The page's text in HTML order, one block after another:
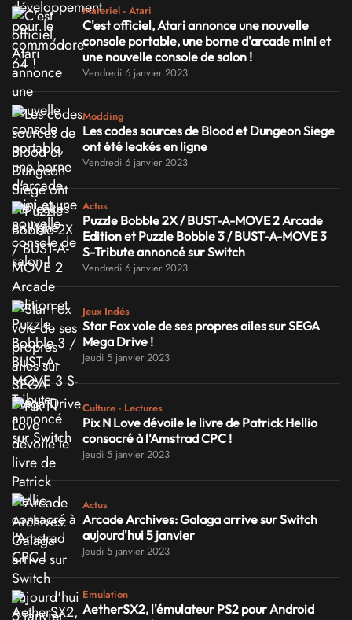
Materiel - Atari
C'est officiel, Atari annonce une nouvelle
console portable, une borne d'arcade mini et
une nouvelle console de salon !
Vendredi 6 janvier 2023
Modding
Les codes sources de Blood et Dungeon Siege
ont été leakés en ligne
Vendredi 6 janvier 2023
Actus
Puzzle Bobble 2X / BUST-A-MOVE 2 Arcade
Edition et Puzzle Bobble 3 / BUST-A-MOVE 3
S-Tribute annoncé sur Switch
Vendredi 6 janvier 2023
Jeux Indés
Star Fox vole de ses propres ailes sur SEGA
Mega Drive !
Jeudi 5 janvier 2023
Culture - Lectures
Pix N Love dévoile le livre de Patrick Hellio
consacré à l'Amstrad CPC !
Jeudi 5 janvier 2023
Actus
Arcade Archives: Galaga arrive sur Switch
aujourd'hui 5 janvier
Jeudi 5 janvier 2023
Emulation
AetherSX2, l'émulateur PS2 pour Android